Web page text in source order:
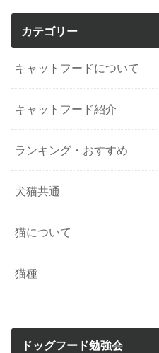
カテゴリー
キャットフードについて
キャットフード紹介
ランキング・おすすめ
犬猫共通
猫について
猫種
ドッグフード勉強会